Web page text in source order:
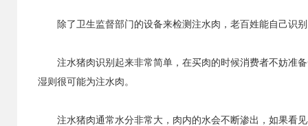
除了卫生监督部门的设备来检测注水肉，老百姓能自己识别
注水猪肉识别起来非常简单，在买肉的时候消费者不妨准备
湿则很可能为注水肉。
注水猪肉通常水分非常大，肉内的水会不断渗出，如果看